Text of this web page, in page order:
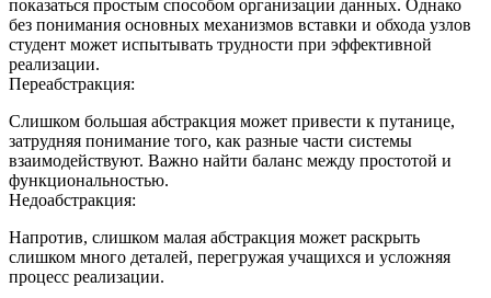
показаться простым способом организации данных. Однако
без понимания основных механизмов вставки и обхода узлов
студент может испытывать трудности при эффективной
реализации.
Переабстракция:
Слишком большая абстракция может привести к путанице,
затрудняя понимание того, как разные части системы
взаимодействуют. Важно найти баланс между простотой и
функциональностью.
Недоабстракция:
Напротив, слишком малая абстракция может раскрыть
слишком много деталей, перегружая учащихся и усложняя
процесс реализации.